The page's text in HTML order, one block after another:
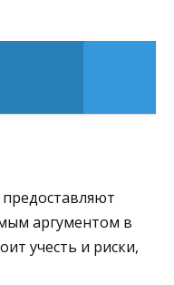
аргументом в
учесть и риски,